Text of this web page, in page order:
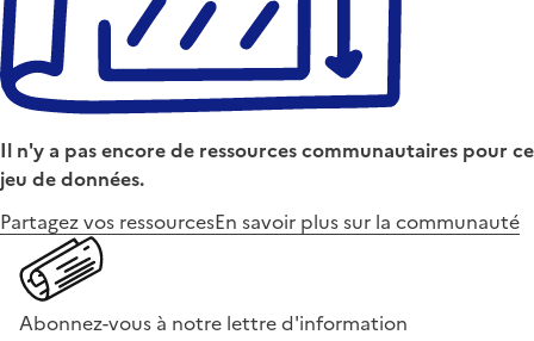
Il n'y a pas encore de ressources communautaires pour ce
jeu de données.
Partagez vos ressourcesEn savoir plus sur la communauté
Abonnez-vous à notre lettre d'information